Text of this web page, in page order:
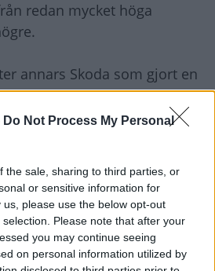
Do Not Process My Personal
the sale, sharing to third parties, or
or sensitive information for
please use the below opt-out
Please note that after your
you may continue seeing
on personal information utilized by
redan mycket höga
annars Skoda som gjort en
upp till sjunde plats.
att storebror och
gjort en i stort
plats.
Saab
i de nedre regionerna är
från 20:e upp till 13:e